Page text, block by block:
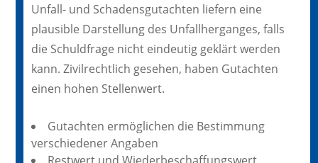
Unfall- und Schadensgutachten liefern eine
plausible Darstellung des Unfallherganges, falls
die Schuldfrage nicht eindeutig geklärt werden
kann. Zivilrechtlich gesehen, haben Gutachten
einen hohen Stellenwert.
Gutachten ermöglichen die Bestimmung
verschiedener Angaben